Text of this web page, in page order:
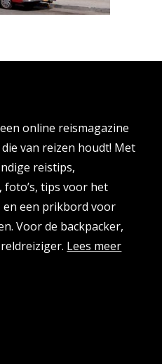
online reismagazine
van reizen houdt! Met
reistips,
tips voor het
en een prikbord voor
Voor de backpacker,
Lees meer